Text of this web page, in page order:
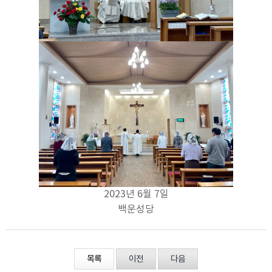
2023년 6월 7일
백운성당
목록 이전 다음